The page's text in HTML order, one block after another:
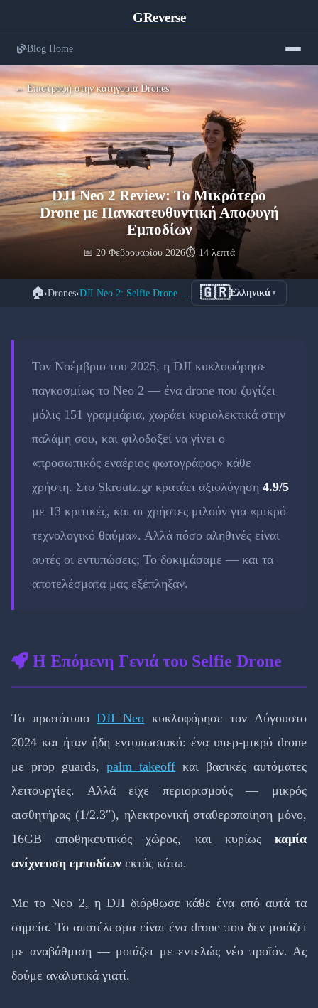
GReverse
Blog Home
← Επιστροφή στην κατηγορία Drones
DJI Neo 2 Review: Το Μικρότερο
Drone με Πανκατευθυντική Αποφυγή
Εμποδίων
📅 20 Φεβρουαρίου 2026⏱️ 14 λεπτά
🏠›Drones› 🇬🇷Ελληνικά▼
Τον Νοέμβριο του 2025, η DJI κυκλοφόρησε
παγκοσμίως το Neo 2 — ένα drone που ζυγίζει
μόλις 151 γραμμάρια, χωράει κυριολεκτικά στην
παλάμη σου, και φιλοδοξεί να γίνει ο
«προσωπικός εναέριος φωτογράφος» κάθε
χρήστη. Στο Skroutz.gr κρατάει αξιολόγηση 4.9/5
με 13 κριτικές, και οι χρήστες μιλούν για «μικρό
τεχνολογικό θαύμα». Αλλά πόσο αληθινές είναι
αυτές οι εντυπώσεις; Το δοκιμάσαμε — και τα
αποτελέσματα μας εξέπληξαν.
Η Επόμενη Γενιά του Selfie Drone
Το πρωτότυποDJI Neo κυκλοφόρησε τον Αύγουστο
2024 και ήταν ήδη εντυπωσιακό: ένα υπερ-μικρό drone
με prop guards, palm takeoff και βασικές αυτόματες
λειτουργίες. Αλλά είχε περιορισμούς — μικρός
αισθητήρας (1/2.3″), ηλεκτρονική σταθεροποίηση μόνο,
16GB αποθηκευτικός χώρος, και κυρίως καμία
ανίχνευση εμποδίων εκτός κάτω.
Με το Neo 2, η DJI διόρθωσε κάθε ένα από αυτά τα
σημεία. Το αποτέλεσμα είναι ένα drone που δεν μοιάζει
με αναβάθμιση — μοιάζει με εντελώς νέο προϊόν. Ας
δούμε αναλυτικά γιατί.